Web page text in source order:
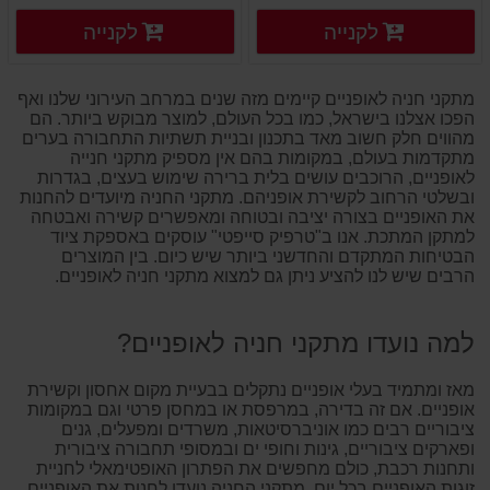
פרטים נוספים פרטים נוספים לקנייה פרטים נוספים
לקנייה
מתקני חניה לאופניים קיימים מזה שנים במרחב העירוני שלנו ואף
הפכו אצלנו בישראל, כמו בכל העולם, למוצר מבוקש ביותר. הם
מהווים חלק חשוב מאד בתכנון ובניית תשתיות התחבורה בערים
מתקדמות בעולם, במקומות בהם אין מספיק מתקני חנייה
לאופניים, הרוכבים עושים בלית ברירה שימוש בעצים, בגדרות
ובשלטי הרחוב לקשירת אופניהם. מתקני החניה מיועדים להחנות
את האופניים בצורה יציבה ובטוחה ומאפשרים קשירה ואבטחה
למתקן המתכת. אנו ב"טרפיק סייפטי" עוסקים באספקת ציוד
הבטיחות המתקדם והחדשני ביותר שיש כיום. בין המוצרים
הרבים שיש לנו להציע ניתן גם למצוא מתקני חניה לאופניים.
למה נועדו מתקני חניה לאופניים?
מאז ומתמיד בעלי אופניים נתקלים בבעיית מקום אחסון וקשירת
אופניים. אם זה בדירה, במרפסת או במחסן פרטי וגם במקומות
ציבוריים רבים כמו אוניברסיטאות, משרדים ומפעלים, גנים
ופארקים ציבוריים, גינות וחופי ים ובמסופי תחבורה ציבורית
ותחנות רכבת, כולם מחפשים את הפתרון האופטימאלי לחניית